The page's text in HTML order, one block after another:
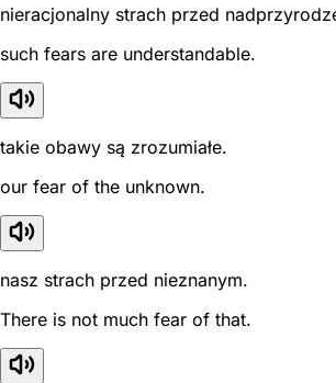
nieracjonalny strach przed
such fears are understandable.
takie obawy są zrozumiałe.
our fear of the unknown.
nasz strach przed nieznanym.
There is not much fear of that.